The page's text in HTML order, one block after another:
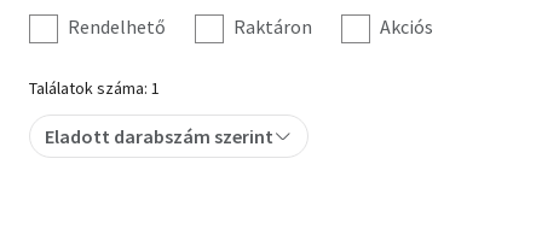
Irodalom
Művészet
Szakkönyv
szűrés
Rendelhető
Raktáron Akciós
Találatok száma: 1
Eladott darabszám szerint